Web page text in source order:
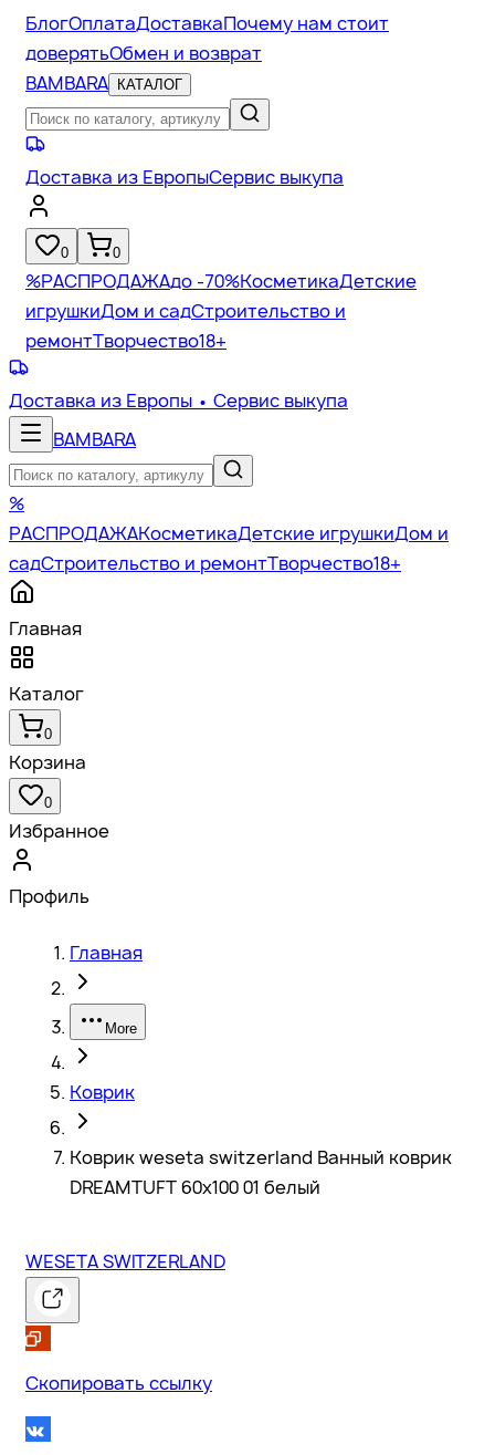
БлогОплатаДоставкаПочему нам стоит
доверятьОбмен и возврат
BAMBARA
КАТАЛОГ
Доставка из ЕвропыСервис выкупа
0 0
%РАСПРОДАЖАдо -70%КосметикаДетские
игрушкиДом и садСтроительство и
ремонтТворчество18+
Доставка из Европы • Сервис выкупа
BAMBARA
%
РАСПРОДАЖАКосметикаДетские игрушкиДом и
садСтроительство и ремонтТворчество18+
Главная
Каталог
0
Корзина
0
Избранное
Профиль
Главная
More
Коврик
Коврик weseta switzerland Ванный коврик
DREAMTUFT 60x100 01 белый
WESETA SWITZERLAND
Скопировать ссылку